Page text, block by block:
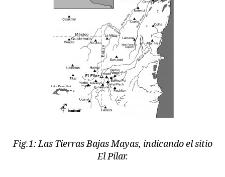
Fig.1: Las Tierras Bajas Mayas, indicando el sitio
El Pilar.